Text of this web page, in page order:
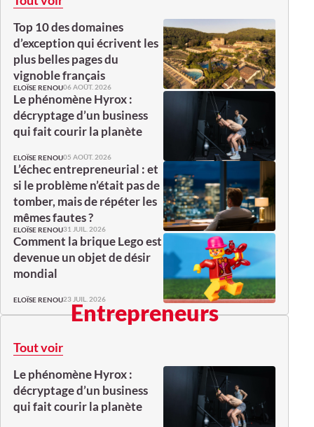
Top 10 des domaines
d’exception qui écrivent les
plus belles pages du
vignoble français
ELOÏSE RENOU06 AOÛT. 2026
Le phénomène Hyrox :
décryptage d’un business
qui fait courir la planète
ELOÏSE RENOU05 AOÛT. 2026
L’échec entrepreneurial : et
si le problème n’était pas de
tomber, mais de répéter les
mêmes fautes ?
ELOÏSE RENOU31 JUIL. 2026
Comment la brique Lego est
devenue un objet de désir
mondial
ELOÏSE RENOU23 JUIL. 2026
Entrepreneurs
Tout voir
Le phénomène Hyrox :
décryptage d’un business
qui fait courir la planète